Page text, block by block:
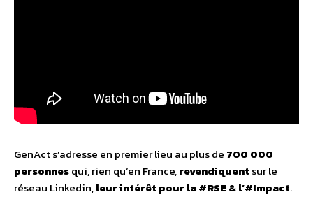
GenAct s’adresse en premier lieu au plus de 700 000
personnesqui, rien qu’en France,revendiquent sur le
réseau Linkedin,leur intérêt pour la #RSE & l’#Impact.